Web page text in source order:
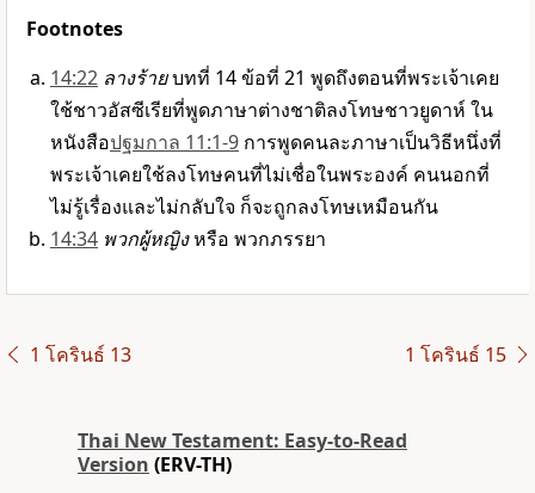
Footnotes
14:22 ลางร้ายบทที่ 14 ข้อที่ 21 พูดถึงตอนที่พระเจ้าเคย
ใช้ชาวอัสซีเรียที่พูดภาษาต่างชาติลงโทษชาวยูดาห์ ใน
หนังสือปฐมกาล 11:1-9 การพูดคนละภาษาเป็นวิธีหนึ่งที่
พระเจ้าเคยใช้ลงโทษคนที่ไม่เชื่อในพระองค์ คนนอกที่
ไม่รู้เรื่องและไม่กลับใจ ก็จะถูกลงโทษเหมือนกัน
14:34 พวกผู้หญิงหรือ พวกภรรยา
1 โครินธ์ 13 1 โครินธ์ 15
Thai New Testament: Easy-to-Read
Version (ERV-TH)